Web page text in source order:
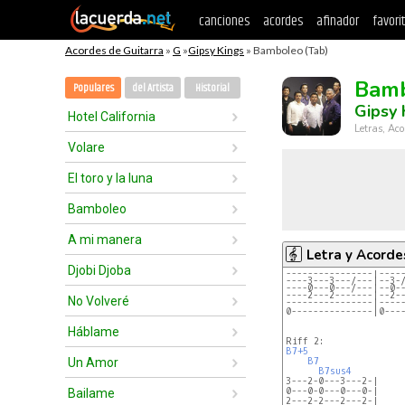
canciones acordes afinador
Acordes de Guitarra » G »Gipsy Kings » Bamboleo (Tab)
Populares del Artista Historial
Hotel California
Volare
El toro y la luna
Bamboleo
A mi manera
Djobi Djoba
No Volveré
Háblame
Un Amor
Bailame
Gipsy
Letras,
Letra y
----------------
----3---3---/---|--
----0---0---/---|--
----2---2-------|--
----------------
B7+5
B7
B7sus4
3---2-0---3---2-|
0---0-0---0---0-|
2---2-2---2---2-|